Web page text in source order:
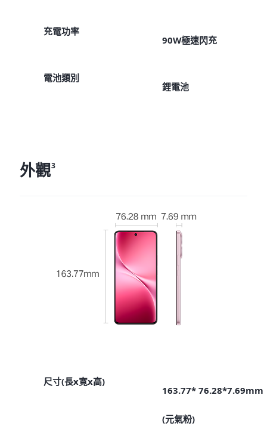
充電功率
90W極速閃充
電池類別
鋰電池
外觀3
尺寸(長x寛x高)
163.77* 76.28*7.69mm
(元氣粉)